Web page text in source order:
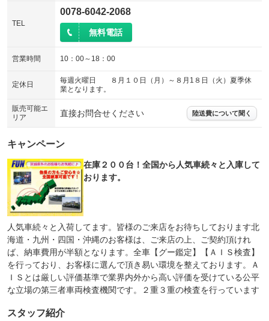
TEL
0078-6042-2068
無料電話
営業時間 10：00～18：00
定休日
毎週火曜日 ８月１０日（月）～８月1８日（火）夏季休
業となります。
販売可能エ
リア
直接お問合せください 陸送費について聞く
キャンペーン
在庫２００台！全国から人気車続々と入庫して
おります。
人気車続々と入荷してます。皆様のご来店をお待ちしております北
海道・九州・四国・沖縄のお客様は、ご来店の上、ご契約頂けれ
ば、納車費用が半額となります。全車【グー鑑定】【ＡＩＳ検査】
を行っており、お客様に選んで頂き易い環境を整えております。Ａ
ＩＳとは厳しい評価基準で業界内外から高い評価を受けている公平
な立場の第三者車両検査機関です。２重３重の検査を行っています
スタッフ紹介